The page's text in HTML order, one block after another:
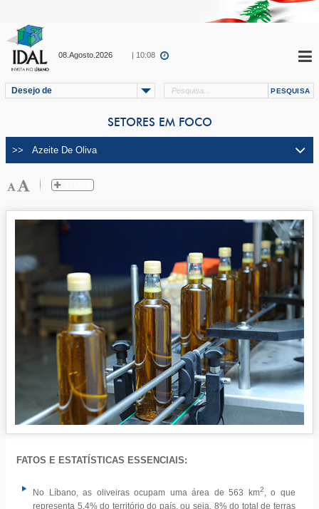
08.Agosto.2026 | 10:08
Desejo de
SETORES EM FOCO
FATOS E ESTATÍSTICAS ESSENCIAIS:
No Líbano, as oliveiras ocupam uma área de 563 km2, o que
representa 5,4% do território do país, ou seja, 8% do total de terras